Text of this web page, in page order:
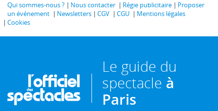
Qui sommes-nous ? Nous contacter Régie publicitaire
Proposer
un événement
Newsletters CGV CGU
Mentions légales
Cookies
Le guide du
spectacle à
Paris